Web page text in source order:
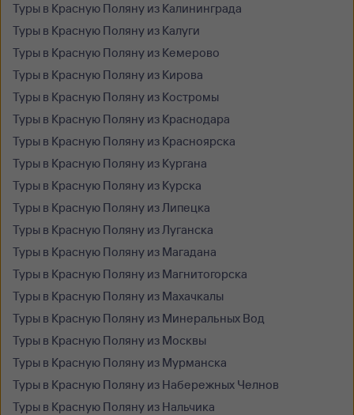
Туры в Красную Поляну из Калининграда
Туры в Красную Поляну из Калуги
Туры в Красную Поляну из Кемерово
Туры в Красную Поляну из Кирова
Туры в Красную Поляну из Костромы
Туры в Красную Поляну из Краснодара
Туры в Красную Поляну из Красноярска
Туры в Красную Поляну из Кургана
Туры в Красную Поляну из Курска
Туры в Красную Поляну из Липецка
Туры в Красную Поляну из Луганска
Туры в Красную Поляну из Магадана
Туры в Красную Поляну из Магнитогорска
Туры в Красную Поляну из Махачкалы
Туры в Красную Поляну из Минеральных Вод
Туры в Красную Поляну из Москвы
Туры в Красную Поляну из Мурманска
Туры в Красную Поляну из Набережных Челнов
Туры в Красную Поляну из Нальчика